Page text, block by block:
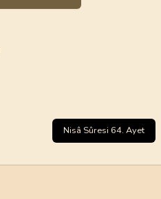
Nisâ Sûresi 64. Ayet